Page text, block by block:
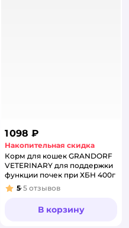
1 098 ₽
Накопительная скидка
Корм для кошек GRANDORF
VETERINARY для поддержки
функции почек при ХБН 400г
Рейтинг:
5 5 отзывов
В корзину